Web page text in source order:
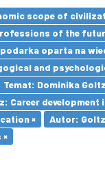
scope of
of the
oparta na
and
Temat: Dominika
Career
×
Autor:
×